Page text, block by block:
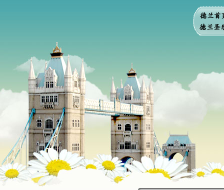
小德兰爱心书屋最新公告 有一天，我
做了一个奇怪的梦，至今让我难忘。